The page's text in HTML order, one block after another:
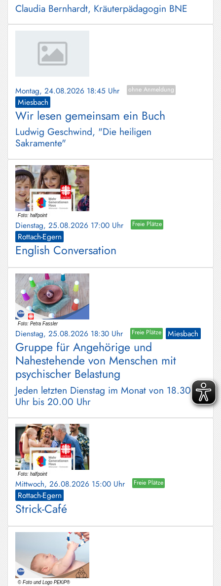
Claudia Bernhardt, Kräuterpädagogin BNE
Montag, 24.08.2026 18:45 Uhr ohne Anmeldung
Miesbach
Wir lesen gemeinsam ein Buch
Ludwig Geschwind, "Die heiligen
Sakramente"
Dienstag, 25.08.2026 17:00 Uhr Freie Plätze
Rottach-Egern
English Conversation
Dienstag, 25.08.2026 18:30 Uhr Freie Plätze Miesbach
Gruppe für Angehörige und
Nahestehende von Menschen mit
psychischer Belastung
Jeden letzten Dienstag im Monat von 18.30
Uhr bis 20.00 Uhr
Mittwoch, 26.08.2026 15:00 Uhr Freie Plätze
Rottach-Egern
Strick-Café